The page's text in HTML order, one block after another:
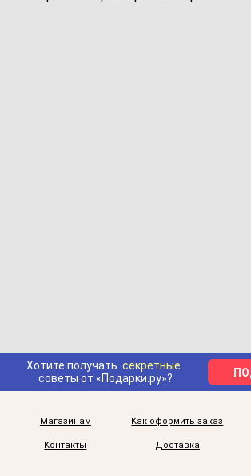
Хотите получать секретные
советы от «Подарки.ру»?
Магазинам Как оформить заказ
Контакты Доставка